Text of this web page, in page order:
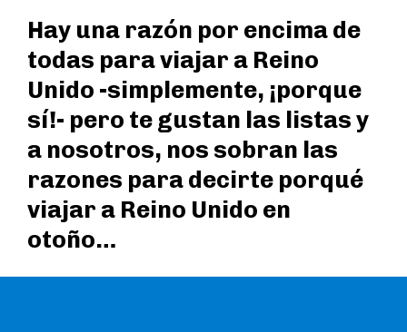
Hay una razón por encima de
todas para viajar a Reino
Unido -simplemente, ¡porque
sí!- pero te gustan las listas y
a nosotros, nos sobran las
razones para decirte porqué
viajar a Reino Unido en
otoño…